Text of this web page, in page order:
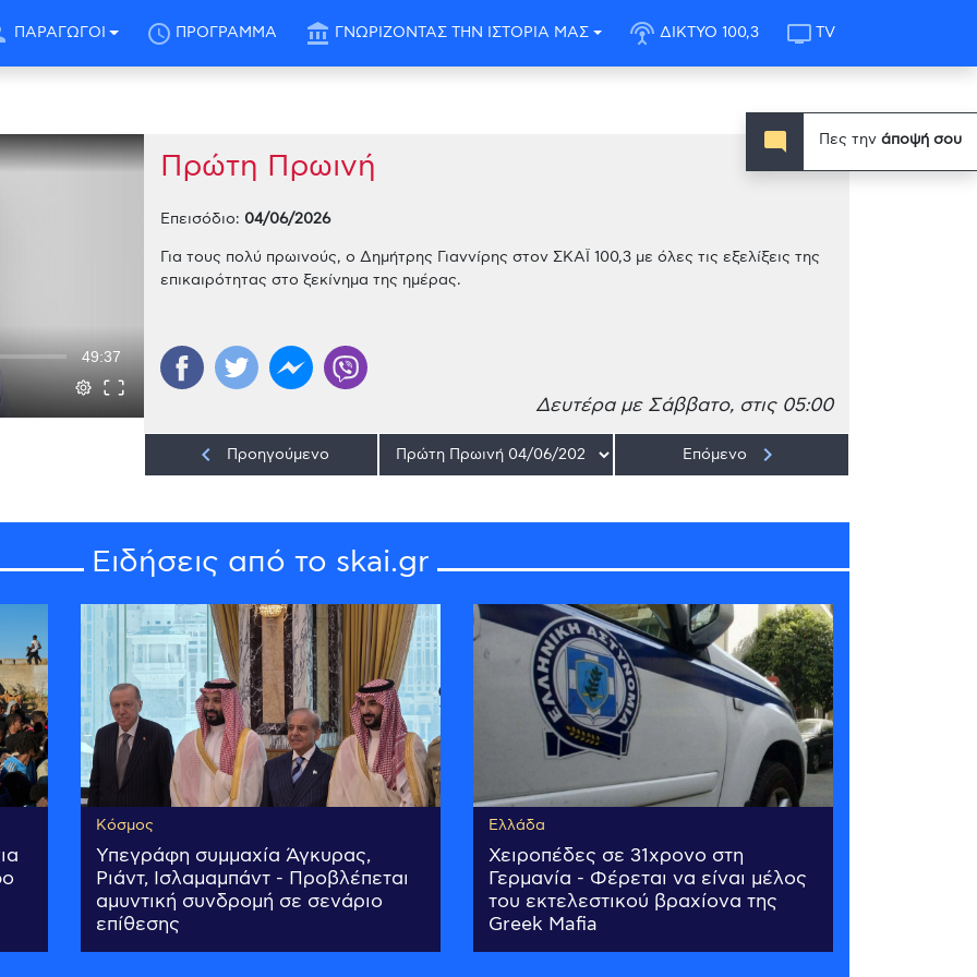
ΠΑΡΑΓΩΓΟΙ schedule ΠΡΟΓΡΑΜΜΑ account_balance ΓΝΩΡΙΖΟΝΤΑΣ ΤΗΝ ΙΣΤΟΡΙΑ ΜΑΣ settings_input_antenna ΔΙΚΤΥΟ 100,3 tv TV
49:37
Πρώτη Πρωινή
Επεισόδιο: 04/06/2026
Για τους πολύ πρωινούς, ο Δημήτρης Γιαννίρης στον ΣΚΑΪ 100,3 με όλες τις εξελίξεις της
επικαιρότητας στο ξεκίνημα της ημέρας.
Δευτέρα με Σάββατο, στις 05:00
keyboard_arrow_left Προηγούμενο Επόμενο keyboard_arrow_right
Ειδήσεις από το skai.gr
Κόσμος
Υπεγράφη συμμαχία Άγκυρας,
Ριάντ, Ισλαμαμπάντ - Προβλέπεται
αμυντική συνδρομή σε σενάριο
επίθεσης
Ελλάδα
Χειροπέδες σε 31χρονο στη
Γερμανία - Φέρεται να είναι μέλος
του εκτελεστικού βραχίονα της
Greek Mafia
mode_comment Πες την άποψή σου